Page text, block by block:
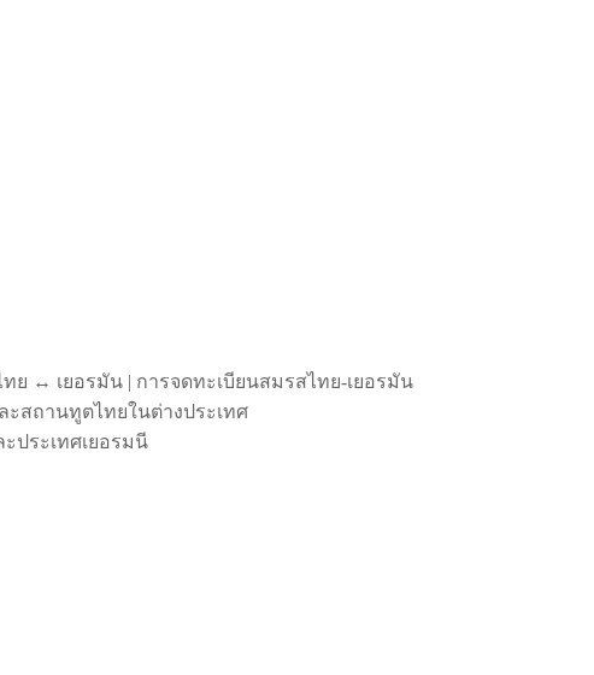
ย ↔︎ เยอรมัน | การจดทะเบียนสมรสไทย-เยอรมัน
สถานทูตไทยในต่างประเทศ
ประเทศเยอรมนี